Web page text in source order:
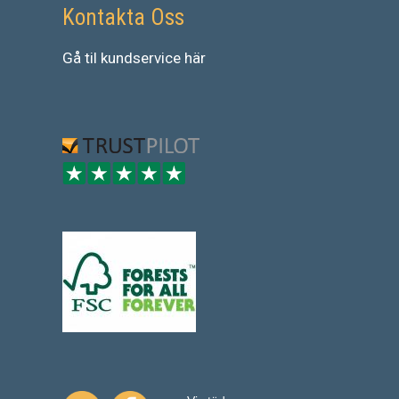
Kontakta Oss
Gå til kundservice här